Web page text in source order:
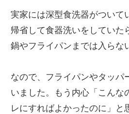
実家には深型食洗器がついて
帰省して食器洗いをしていた
鍋やフライパンまでは入らな
なので、フライパンやタッパ
いました。もう内心「こんな
レにすればよかったのに」と